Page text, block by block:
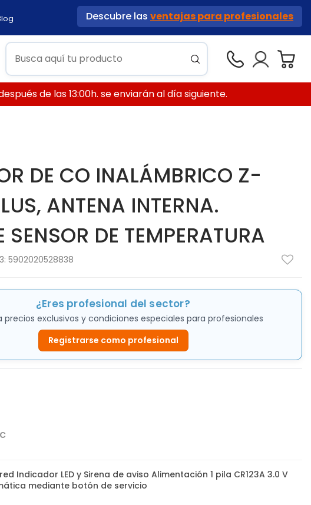
Descubre las ventajas para profesionales
de las 13:00h. se enviarán al día siguiente.
DE CO INALÁMBRICO Z-
ANTENA INTERNA.
SENSOR DE TEMPERATURA
5902020528838
¿Eres profesional del sector?
precios exclusivos y condiciones especiales para profesionales
Registrarse como profesional
Indicador LED y Sirena de aviso Alimentación 1 pila CR123A 3.0 V
mediante botón de servicio